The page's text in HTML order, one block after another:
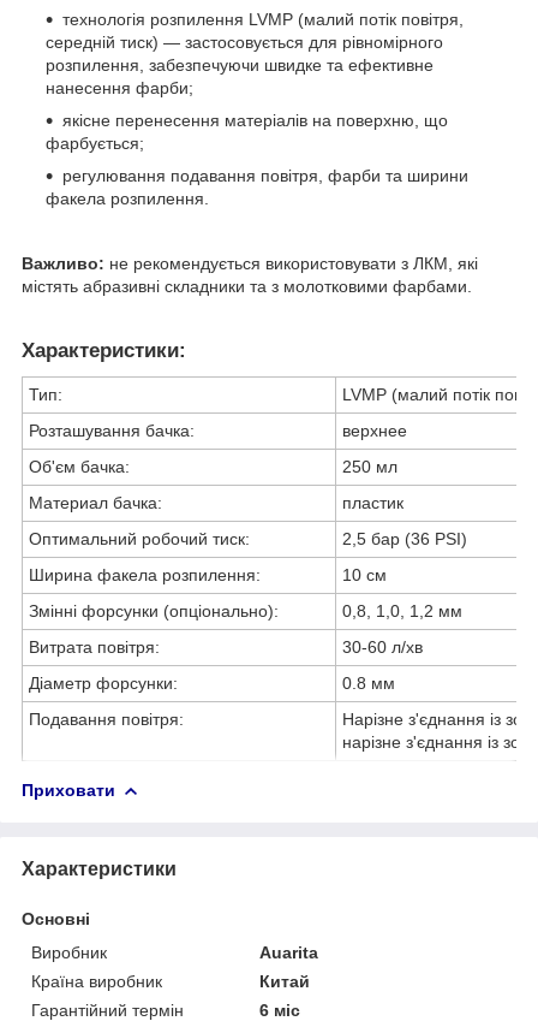
технологія розпилення LVMP (малий потік повітря,
середній тиск) — застосовується для рівномірного
розпилення, забезпечуючи швидке та ефективне
нанесення фарби;
якісне перенесення матеріалів на поверхню, що
фарбується;
регулювання подавання повітря, фарби та ширини
факела розпилення.
Важливо: не рекомендується використовувати з ЛКМ, які
містять абразивні складники та з молотковими фарбами.
Характеристики:
Тип:
LVMP (малий потік
Розташування бачка:
верхнее
Об'єм бачка:
250 мл
Материал бачка:
пластик
Оптимальний робочий тиск:
2,5 бар (36 PSI)
Ширина факела розпилення:
10 см
Змінні форсунки (опціонально):
0,8, 1,0, 1,2 мм
Витрата повітря:
30-60 л/хв
Діаметр форсунки:
0.8 мм
Подавання повітря:
Нарізне з'єднання із
нарізне з'єднання із
Приховати
Характеристики
Основні
Виробник
Auarita
Країна виробник
Китай
Гарантійний термін
6 міс